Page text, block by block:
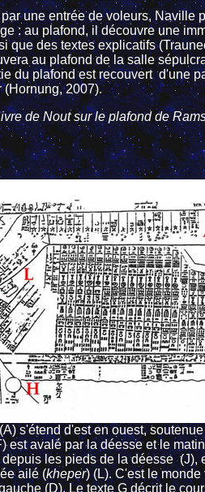
une entrée de voleurs, Naville
: au plafond, il découvre une
que des textes explicatifs
au plafond de la salle
du plafond est recouvert d'une
(Hornung, 2007).
de Nout sur le plafond de
s'étend d'est en ouest,
est avalé par la déesse et le
les pieds de la déesse (J),
ailé (kheper) (L). C'est le
(D). Le texte G décrit le